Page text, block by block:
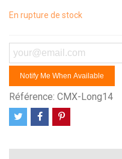
En rupture de stock
Notify Me When Available
Référence: CMX-Long14